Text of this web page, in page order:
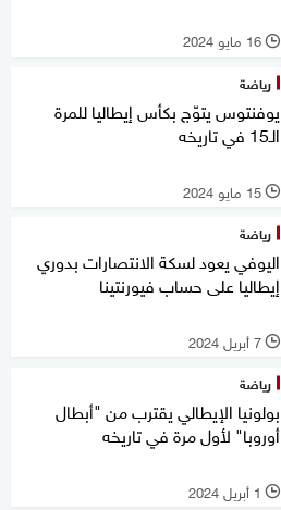
l 16 مايو 2024
رياضة
يوفنتوس يتوّج بكأس إيطاليا للمرة
الـ15 في تاريخه
l 15 مايو 2024
رياضة
اليوفي يعود لسكة الانتصارات بدوري
إيطاليا على حساب فيورنتينا
l 7 أبريل 2024
رياضة
بولونيا الإيطالي يقترب من "أبطال
أوروبا" لأول مرة في تاريخه
l 1 أبريل 2024